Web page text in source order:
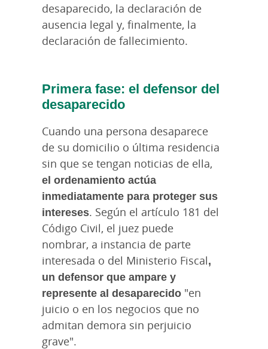
desaparecido, la declaración de
ausencia legal y, finalmente, la
declaración de fallecimiento.
Primera fase: el defensor del
desaparecido
Cuando una persona desaparece
de su domicilio o última residencia
sin que se tengan noticias de ella,
el ordenamiento actúa
inmediatamente para proteger sus
intereses. Según el artículo 181 del
Código Civil, el juez puede
nombrar, a instancia de parte
interesada o del Ministerio Fiscal,
un defensor que ampare y
represente al desaparecido "en
juicio o en los negocios que no
admitan demora sin perjuicio
grave".